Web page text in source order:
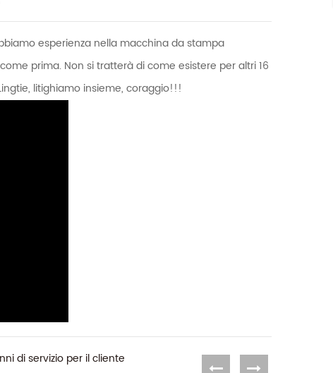
esperienza nella macchina da stampa
prima. Non si tratterà di come esistere per altri 16
litighiamo insieme, coraggio!!!
di servizio per il cliente